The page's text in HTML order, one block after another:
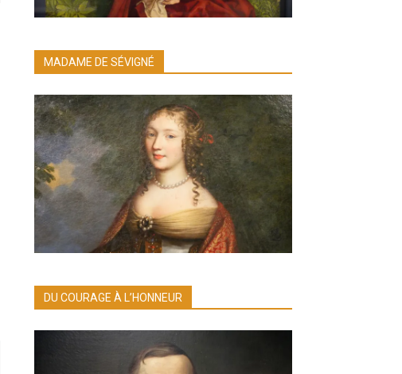
MADAME DE SÉVIGNÉ
DU COURAGE À L’HONNEUR